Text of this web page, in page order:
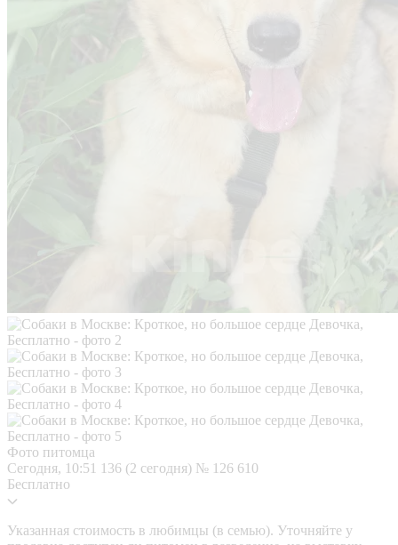
Фото питомца
Сегодня, 10:51 136 (2 сегодня) № 126 610
Бесплатно
Указанная стоимость в любимцы (в семью). Уточняйте у